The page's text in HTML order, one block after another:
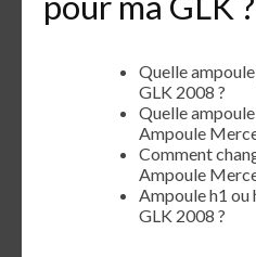
Quelle
GLK 2008 ?
Quelle
Ampoule
Comment
Ampoule
Ampoule h1 ou
GLK 2008 ?